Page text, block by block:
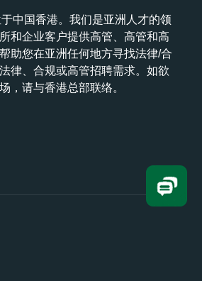
中国香港。我们是亚洲人才的领
和企业客户提供高管、高管和高
助您在亚洲任何地方寻找法律/合
律、合规或高管招聘需求。如欲
，请与香港总部联络。